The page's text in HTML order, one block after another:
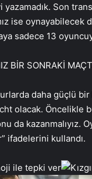
Son
ise
sadece 13
BİR SONRAKİ
daha güçlü
olacak. Öncelikle
da
ifadelerini kullandı.
ile tepki ver